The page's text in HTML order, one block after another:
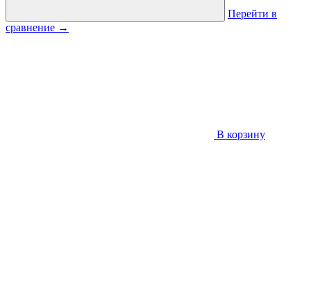
Перейти в
сравнение →
В корзину